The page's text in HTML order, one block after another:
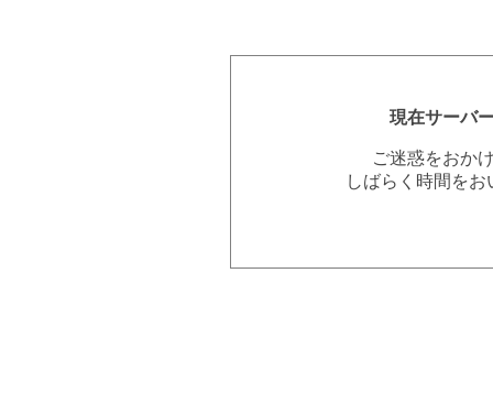
現在サーバ
ご迷惑をおか
しばらく時間を